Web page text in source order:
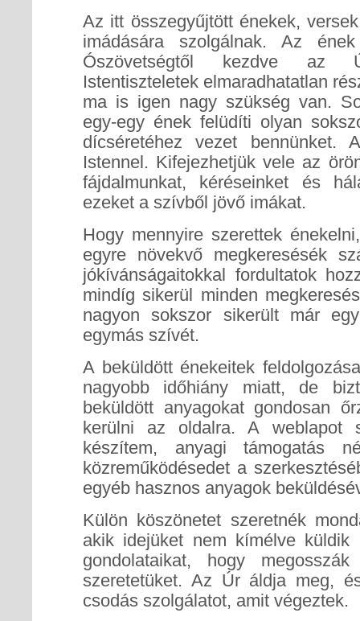
Az itt összegyűjtött énekek,
imádására szolgálnak. Az
Ószövetségtől kezdve az
Istentiszteletek elmaradhatatlan
ma is igen nagy szükség van.
egy-egy ének felüdíti olyan
dícséretéhez vezet bennünket.
Istennel. Kifejezhetjük vele az
fájdalmunkat, kéréseinket és
ezeket a szívből jövő imákat.
Hogy mennyire szerettek
egyre növekvő megkeresésék
jókívánságaitokkal fordultatok
mindíg sikerül minden
nagyon sokszor sikerült már
egymás szívét.
A beküldött énekeitek
nagyobb időhiány miatt, de
beküldött anyagokat gondosan
kerülni az oldalra. A weblapot
készítem, anyagi támogatás
közreműködésedet a
egyéb hasznos anyagok
Külön köszönetet szeretnék
akik idejüket nem kímélve
gondolataikat, hogy
szeretetüket. Az Úr áldja meg,
csodás szolgálatot, amit végeztek.